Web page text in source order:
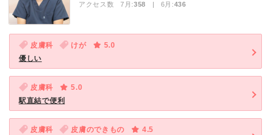
アクセス数 7月:358 | 6月:436
皮膚科 けが
5.0
優しい
皮膚科
5.0
駅直結で便利
皮膚科 皮膚のできもの
4.5